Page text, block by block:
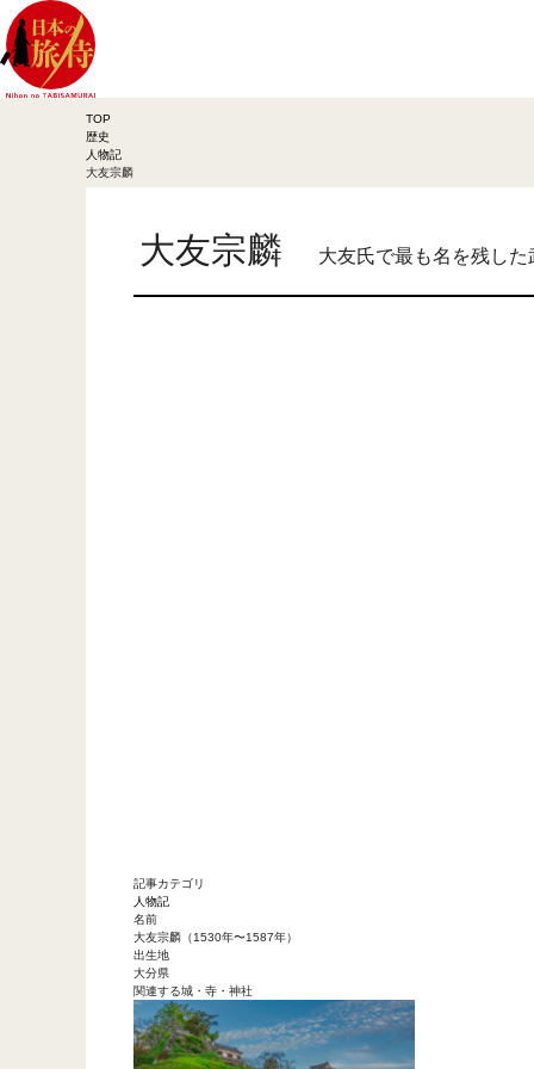
TOP
歴史
人物記
大友宗麟
大友宗麟 大友氏で最も名を残した
記事カテゴリ
人物記
名前
大友宗麟（1530年〜1587年）
出生地
大分県
関連する城・寺・神社